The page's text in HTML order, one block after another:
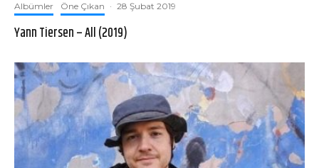
Albümler Öne Çıkan · 28 Şubat 2019
Yann Tiersen – All (2019)